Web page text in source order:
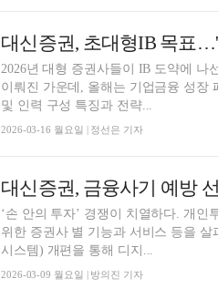
2026년 대형 증권사들이 IB 도약에 나
이뤄진 가운데, 올해는 기업금융 성장
및 인력 구성 특징과 전략...
2026-03-16 월요일 | 정선은 기자
‘손 안의 투자’ 경쟁이 치열하다. 개인
위한 증권사 별 기능과 서비스 등을
시스템) 개편을 통해 디지...
2026-03-09 월요일 | 방의진 기자